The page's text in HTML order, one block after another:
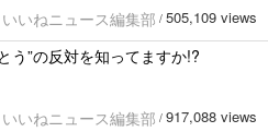
いいねニュース編集部 / 505,109 views
う”の反対を知ってますか!?
いいねニュース編集部 / 917,088 views